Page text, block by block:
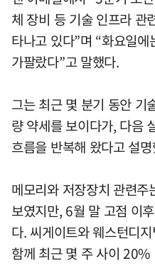
체 장비 등 기술 인프라 관
타나고 있다”며 “화요일
가팔랐다”고 말했다.
그는 최근 몇 분기 동안 기
량 약세를 보이다가, 다음
흐름을 반복해 왔다고 설
메모리와 저장장치 관련
보였지만, 6월 말 고점 이
다. 씨게이트와 웨스턴디
함께 최근 몇 주 사이 20%